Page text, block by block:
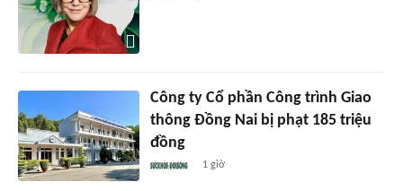
Công ty Cổ phần Công trình Giao
thông Đồng Nai bị phạt 185 triệu
đồng
1 giờ